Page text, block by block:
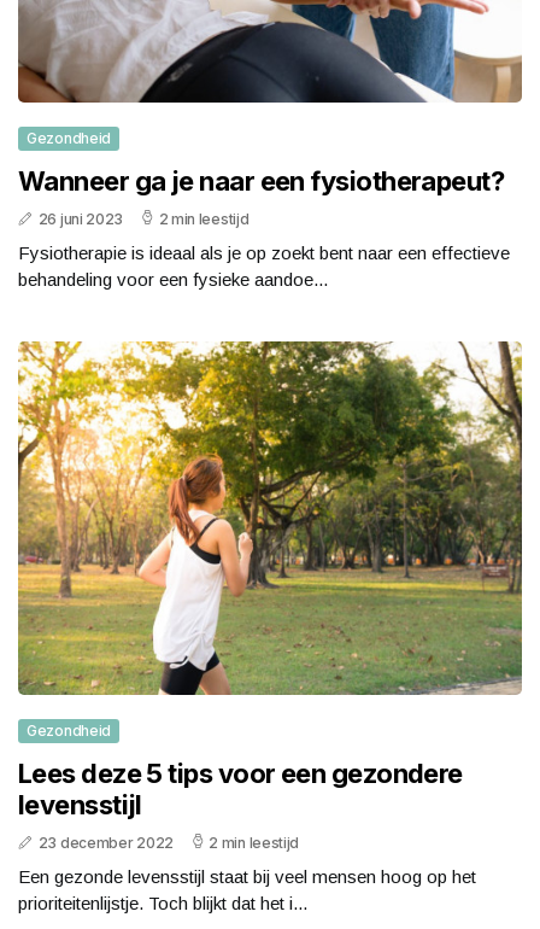
Gezondheid
Wanneer ga je naar een fysiotherapeut?
26 juni 2023 2 min leestijd
Fysiotherapie is ideaal als je op zoekt bent naar een effectieve
behandeling voor een fysieke aandoe...
Gezondheid
Lees deze 5 tips voor een gezondere
levensstijl
23 december 2022 2 min leestijd
Een gezonde levensstijl staat bij veel mensen hoog op het
prioriteitenlijstje. Toch blijkt dat het i...